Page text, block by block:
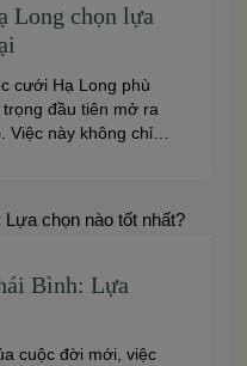
Long chọn lựa
cưới Hạ Long phù
đầu tiên mở ra
Việc này không chỉ
Bình: Lựa
cuộc đời mới, việc